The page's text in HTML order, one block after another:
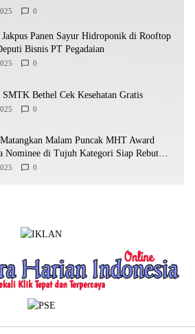
0
Panen Sayur Hidroponik di Rooftop
Bisnis PT Pegadaian
0
SMTK Bethel Cek Kesehatan Gratis
0
Malam Puncak MHT Award
Nominee di Tujuh Kategori Siap Rebut
0